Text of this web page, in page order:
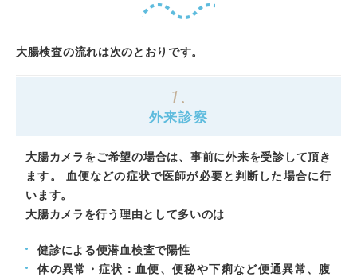
大腸検査の流れは次のとおりです。
1.
外来診察
大腸カメラをご希望の場合は、事前に外来を受診して頂き
ます。 血便などの症状で医師が必要と判断した場合に行
います。
大腸カメラを行う理由として多いのは
健診による便潜血検査で陽性
体の異常・症状：血便、便秘や下痢など便通異常、腹